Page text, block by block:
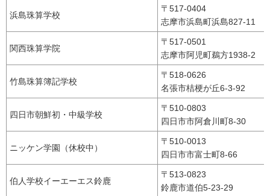
浜島珠算学校
〒517-0404
志摩市浜島町浜島827-11
関西珠算学院
〒517-0501
志摩市阿児町鵜方1938-2
竹島珠算簿記学校
〒518-0626
名張市桔梗が丘6-3-92
四日市朝鮮初・中級学校
〒510-0803
四日市市阿倉川町8-30
ニッケン学園（休校中）
〒510-0013
四日市市富士町8-66
伯人学校イーエーエス鈴鹿
〒513-0823
鈴鹿市道伯5-23-29